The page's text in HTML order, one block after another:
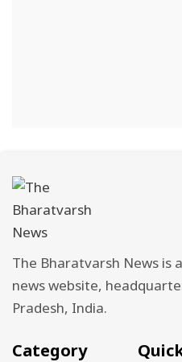
The Bharatvarsh News is
news website,
Pradesh, India.
Category